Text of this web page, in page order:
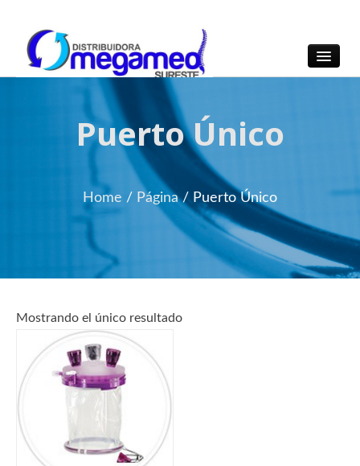
OmegaMed Sureste
OmegaMed Sureste
Puerto Único
Home / Página/ Puerto Único
Mostrando el único resultado